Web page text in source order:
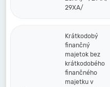
29XA/
Krátkodobý
finančný
majetok bez
krátkodobého
finančného
majetku v